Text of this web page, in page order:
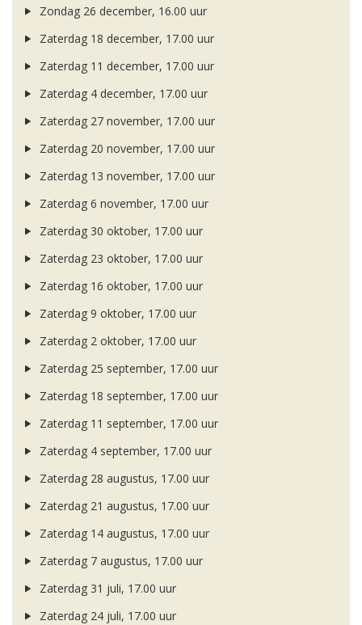
Zondag 26 december, 16.00 uur
Zaterdag 18 december, 17.00 uur
Zaterdag 11 december, 17.00 uur
Zaterdag 4 december, 17.00 uur
Zaterdag 27 november, 17.00 uur
Zaterdag 20 november, 17.00 uur
Zaterdag 13 november, 17.00 uur
Zaterdag 6 november, 17.00 uur
Zaterdag 30 oktober, 17.00 uur
Zaterdag 23 oktober, 17.00 uur
Zaterdag 16 oktober, 17.00 uur
Zaterdag 9 oktober, 17.00 uur
Zaterdag 2 oktober, 17.00 uur
Zaterdag 25 september, 17.00 uur
Zaterdag 18 september, 17.00 uur
Zaterdag 11 september, 17.00 uur
Zaterdag 4 september, 17.00 uur
Zaterdag 28 augustus, 17.00 uur
Zaterdag 21 augustus, 17.00 uur
Zaterdag 14 augustus, 17.00 uur
Zaterdag 7 augustus, 17.00 uur
Zaterdag 31 juli, 17.00 uur
Zaterdag 24 juli, 17.00 uur